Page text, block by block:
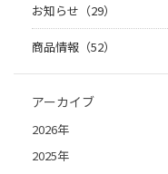
お知らせ（29）
商品情報（52）
アーカイブ
2026年
2025年